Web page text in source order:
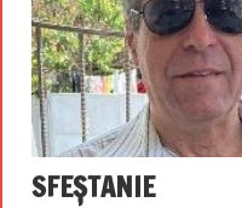
SFEȘTANIE